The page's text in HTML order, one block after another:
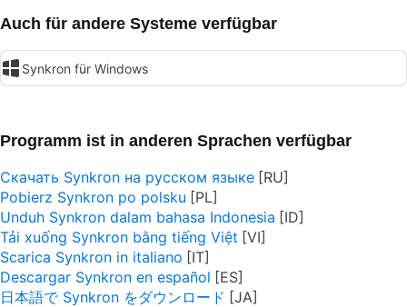
Auch für andere Systeme verfügbar
Synkron für Windows
Programm ist in anderen Sprachen verfügbar
Скачать Synkron на русском языке
Pobierz Synkron po polsku
Unduh Synkron dalam bahasa Indonesia
Tải xuống Synkron bằng tiếng Việt
Scarica Synkron in italiano
Descargar Synkron en español
日本語で Synkron をダウンロード